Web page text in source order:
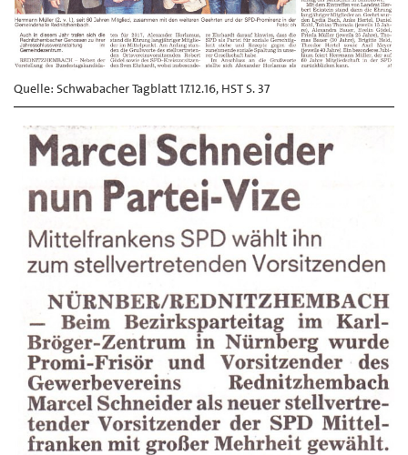
Quelle: Schwabacher Tagblatt 17.12.16, HST S. 37